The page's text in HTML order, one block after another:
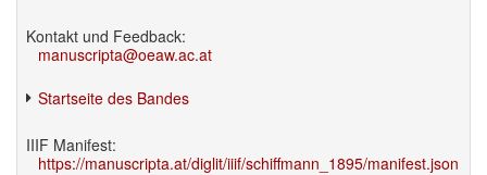
Kontakt und Feedback:
manuscripta@oeaw.ac.at
Startseite des Bandes
IIIF Manifest:
https://manuscripta.at/diglit/iiif/schiffmann_1895/manifest.json